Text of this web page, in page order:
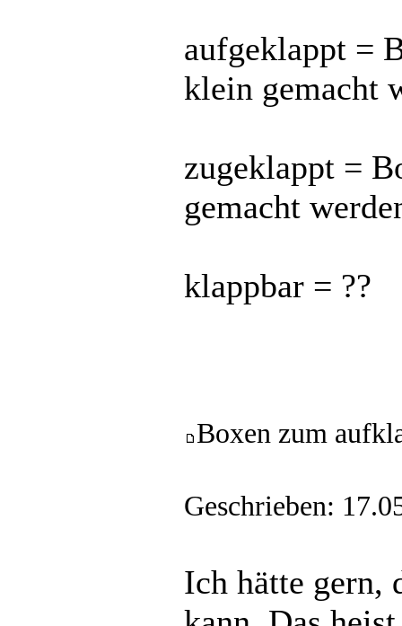
aufgeklappt =
klein gemacht
zugeklappt =
gemacht
klappbar = ??
Boxen zum
Geschrieben:
Ich hätte gern,